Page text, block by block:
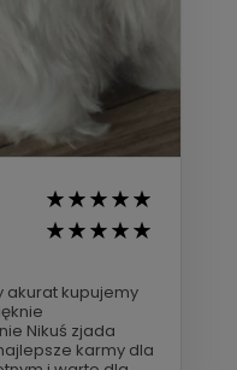
akurat kupujemy
Nikuś zjada
karmy dla